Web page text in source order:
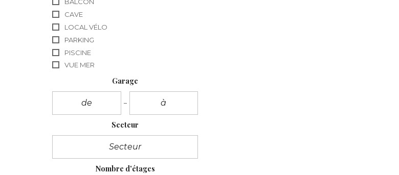
BALCON
CAVE
LOCAL VÉLO
PARKING
PISCINE
VUE MER
Garage
Secteur
Nombre d'étages